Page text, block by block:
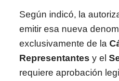
Según indicó, la
emitir esa nueva
exclusivamente de la
Representantes y el
requiere aprobación